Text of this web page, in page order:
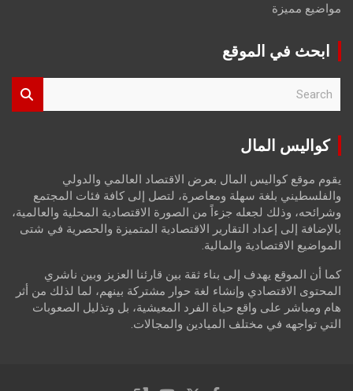
مواضيع مميزة
ابحث في الموقع
r
كواليس المال
يقوم موقع كواليس المال بعرض الاقتصاد العالمي والدولي
والفلسطيني بلغة سهلة ومعاصرة، لتصل إلى كافة فئات المجتمع
وشرائحه، وذلك لجعله جزءاً من الصورة الاقتصادية المحلية والعالمية،
بالإضافة إلى إعداد التقارير الاقتصادية المتميزة والحصرية في شتى
المواضيع الاقتصادية والمالية.
كما أن الموقع يهدف إلى بناء ثقة بين قارئنا العزيز وبين ناشري
المحتوى الاقتصادي وإنشاء لغة حوار مشتركة بينهم، لما لذلك من أثر
هام ومباشر على واقع حياة الفرد المعيشية، بل وتذليل الصعوبات
التي تواجهه في مختلف الميادين والمجالات.